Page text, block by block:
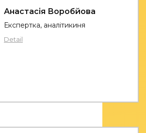
Анастасія Воробйова
Експертка, аналітикиня
Detail